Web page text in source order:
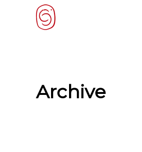
Archive